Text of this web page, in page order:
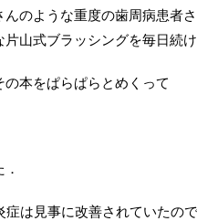
んのような重度の歯周病患者
山式ブラッシングを毎日続
本をぱらぱらとめくって
は見事に改善されていたので